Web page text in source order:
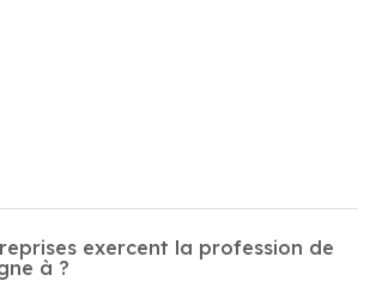
exercent la profession de
à ?